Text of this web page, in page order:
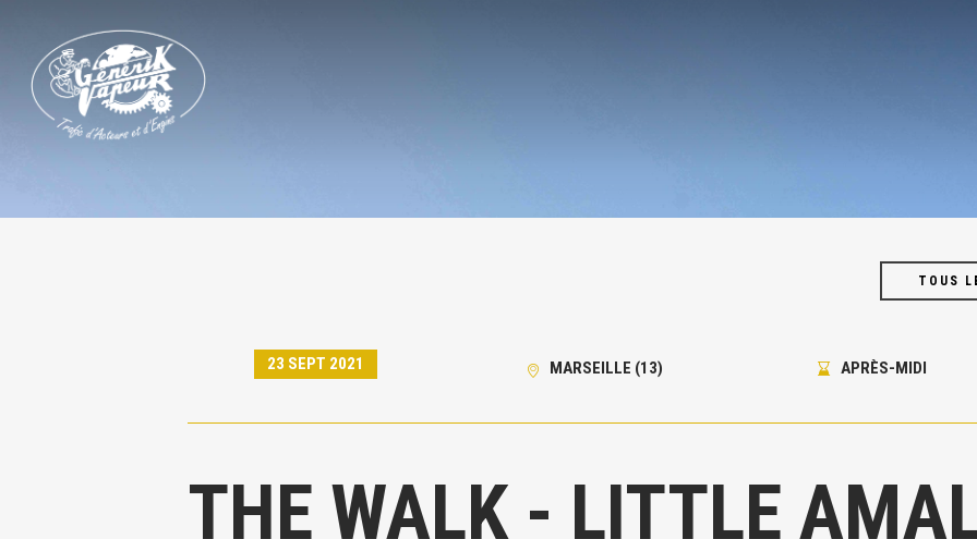
content
TOUS
23 SEPT 2021 MARSEILLE (13) APRÈS-MIDI
THE WALK - LITTLE